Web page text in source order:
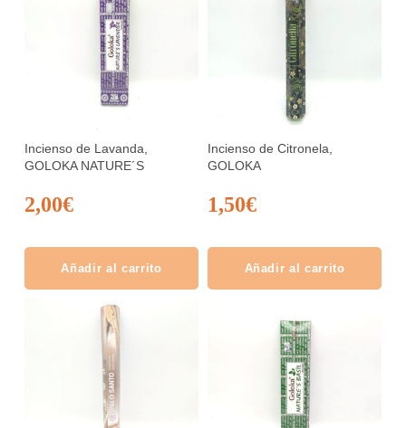
Incienso de Lavanda,
GOLOKA NATURE´S
2,00€
Añadir al carrito
Incienso de Citronela,
GOLOKA
1,50€
Añadir al carrito